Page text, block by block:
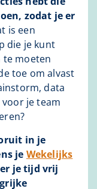
zodat je er
is een
die je kunt
moeten
toe om alvast
data
je team
in je
je Wekelijks
je tijd vrij